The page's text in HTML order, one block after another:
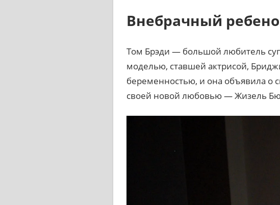
Внебрачный
Том Брэди — большой любитель
моделью, ставшей актрисой,
беременностью, и она объявила о
своей новой любовью — Жизель